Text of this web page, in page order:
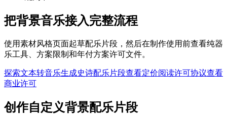
把背景音乐接入完整流程
使用素材风格页面起草配乐片段，然后在制作使用前查看纯器
乐工具、方案限制和年付方案许可文件。
探索文本转音乐生成史诗配乐片段查看定价阅读许可协议查看
商业许可
创作自定义背景配乐片段